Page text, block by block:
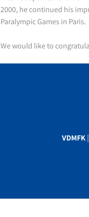
2000, he continued his
Paralympic Games in Paris.
We would like to
VDMFK